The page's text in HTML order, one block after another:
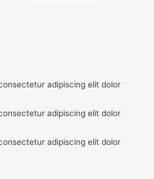
adipiscing elit dolor
adipiscing elit dolor
adipiscing elit dolor